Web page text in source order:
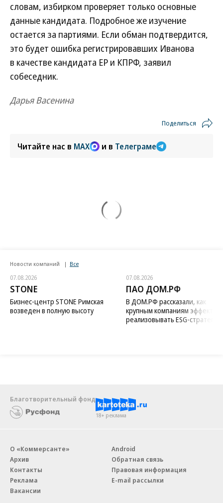
словам, избирком проверяет только основные
данные кандидата. Подробное же изучение
остается за партиями. Если обман подтвердится,
это будет ошибка регистрировавших Иванова
в качестве кандидата ЕР и КПРФ, заявил
собеседник.
Дарья Васенина
Поделиться
Читайте нас в MAX и в Телеграме
Новости компаний Все
07.08.2026
STONE
Бизнес-центр STONE Римская
возведен в полную высоту
07.08.2026
ПАО ДОМ.РФ
В ДОМ.РФ рассказали, как
крупным компаниям
реализовывать ESG-стратегию
Благотворительный фонд
18+ реклама
О «Коммерсанте»
Архив
Контакты
Реклама
Вакансии
Android
Обратная связь
Правовая информация
E-mail рассылки